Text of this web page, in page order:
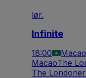
lør.
Infinite
18:00
MacaoThe
The